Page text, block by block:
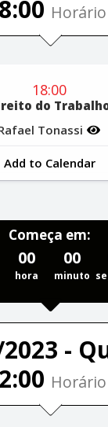
18:00
do
Tonassi
Add to Calendar
Começa em:
00
hora
00
minuto
-